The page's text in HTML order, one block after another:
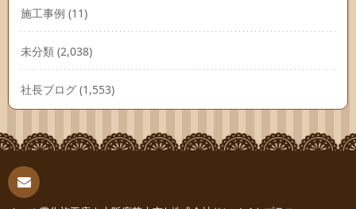
施工事例 (11)
未分類 (2,038)
社長ブログ (1,553)